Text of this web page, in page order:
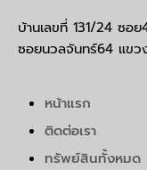
บ้านเลขที่ 131/24 ซอ
ซอยนวลจันทร์64 แข
หน้าแรก
ติดต่อเรา
ทรัพย์สินทั้งหมด